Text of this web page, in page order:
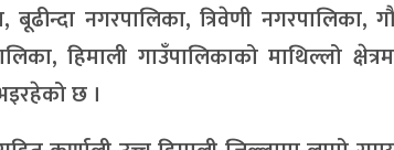
नगरपालिका, त्रिवेणी नगरपालिका,
हिमाली गाउँपालिकाको माथिल्लो
छ ।